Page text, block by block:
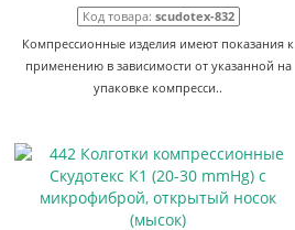
Код товара: scudotex-832
Компрессионные изделия имеют показания к
применению в зависимости от указанной на
упаковке компресси..